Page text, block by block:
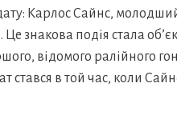
Карлос Сайнс,
знакова подія стала
відомого ралійного
стався в той час, коли